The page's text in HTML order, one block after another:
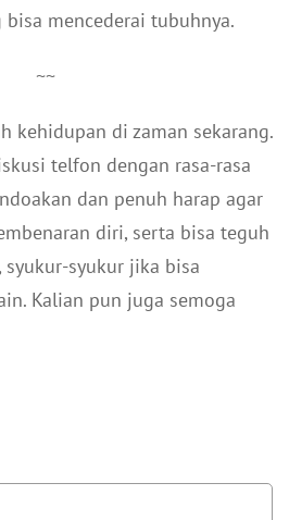
mencederai tubuhnya.
~~
kehidupan di zaman sekarang.
telfon dengan rasa-rasa
dan penuh harap agar
diri, serta bisa teguh
syukur jika bisa
Kalian pun juga semoga